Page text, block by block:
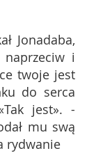
Jonadaba,
i
twoje jest
do serca
jest». -
mu swą
rydwanie